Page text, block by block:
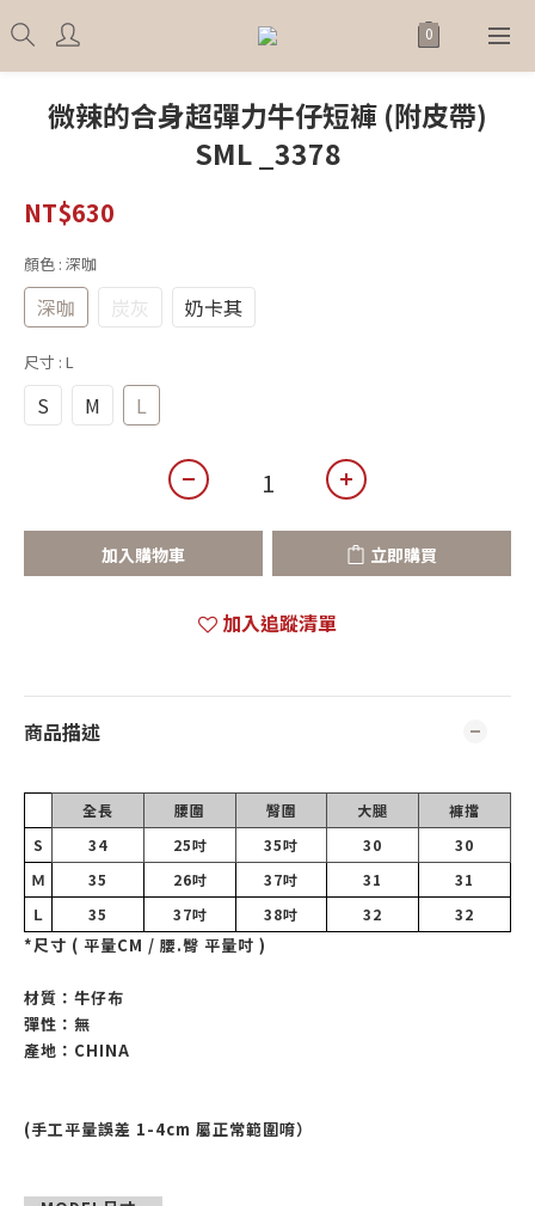
微辣的合身超彈力牛仔短褲 (附皮帶)
SML _3378
NT$630
顏色 : 深咖
深咖 炭灰 奶卡其
尺寸 : L
S M L
加入購物車 立即購買
加入追蹤清單
商品描述
全長 腰圍 臀圍 大腿
褲擋
S
34 25吋 35吋 30
30
Ｍ
35 26吋 37吋 31
31
Ｌ
35 37吋 38吋 32 32
*尺寸 ( 平量CM / 腰.臀 平量吋 )
材質：牛仔布
彈性：無
產地：CHINA
(手工平量誤差 1-4cm 屬正常範圍唷）